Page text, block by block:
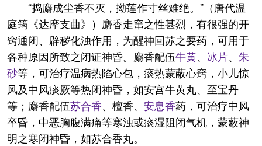
“捣麝成尘香不灭，拗莲作寸丝难绝。”（唐代温
庭筠《达摩支曲》）麝香走窜之性甚烈，有很强的开
窍通闭、辟秽化浊作用，为醒神回苏之要药，可用于
各种原因所致之闭证神昏。麝香配伍牛黄、 冰片、 朱
砂等，可治疗温病热陷心包，痰热蒙蔽心窍，小儿惊
风及中风痰厥等热闭神昏，如安宫牛黄丸、至宝丹
等；麝香配伍苏合香、檀香、 安息香药，可治疗中风
卒昏，中恶胸腹满痛等寒浊或痰湿阻闭气机，蒙蔽神
明之寒闭神昏，如苏合香丸。